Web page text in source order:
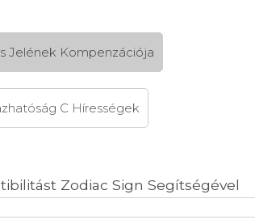
Jelének Kompenzációja
C Hírességek
Zodiac Sign Segítségével